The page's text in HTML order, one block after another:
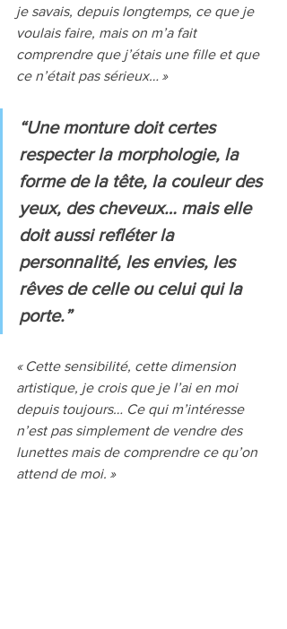
je savais, depuis longtemps, ce que je
voulais faire, mais on m’a fait
comprendre que j’étais une fille et que
ce n’était pas sérieux… »
“Une monture doit certes
respecter la morphologie, la
forme de la tête, la couleur des
yeux, des cheveux… mais elle
doit aussi refléter la
personnalité, les envies, les
rêves de celle ou celui qui la
porte.”
« Cette sensibilité, cette dimension
artistique, je crois que je l’ai en moi
depuis toujours… Ce qui m’intéresse
n’est pas simplement de vendre des
lunettes mais de comprendre ce qu’on
attend de moi. »